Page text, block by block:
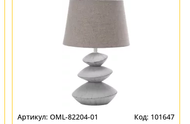
OML-82204-01 101647